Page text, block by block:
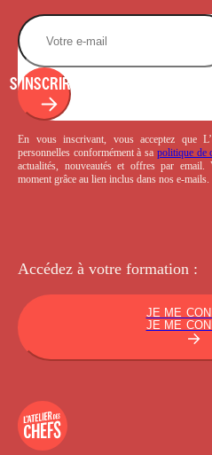
S'INSCRIRE
En vous inscrivant, vous acceptez que
personnelles conformément à sa politique de
actualités, nouveautés et offres par
moment grâce au lien inclus dans nos e-mails.
Accédez à votre formation :
JE ME
JE ME